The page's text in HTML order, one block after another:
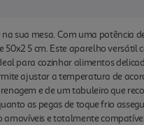
sua mesa. Com uma potência
5 cm. Este aparelho versátil
para cozinhar alimentos
ajustar a temperatura de
e de um tabuleiro que
as pegas de toque frio
e totalmente